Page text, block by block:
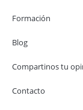
Formación
Blog
Compartinos tu
Contacto